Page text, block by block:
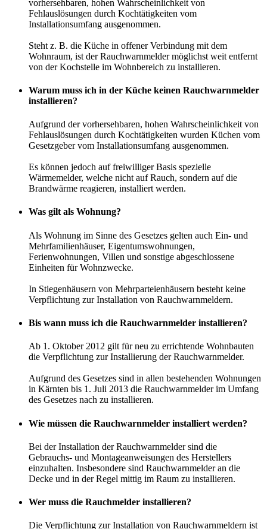
vorhersehbaren, hohen Wahrscheinlichkeit von
Fehlauslösungen durch Kochtätigkeiten vom
Installationsumfang ausgenommen.
Steht z. B. die Küche in offener Verbindung mit dem
Wohnraum, ist der Rauchwarnmelder möglichst weit entfernt
von der Kochstelle im Wohnbereich zu installieren.
Warum muss ich in der Küche keinen Rauchwarnmelder
installieren?
Aufgrund der vorhersehbaren, hohen Wahrscheinlichkeit von
Fehlauslösungen durch Kochtätigkeiten wurden Küchen vom
Gesetzgeber vom Installationsumfang ausgenommen.
Es können jedoch auf freiwilliger Basis spezielle
Wärmemelder, welche nicht auf Rauch, sondern auf die
Brandwärme reagieren, installiert werden.
Was gilt als Wohnung?
Als Wohnung im Sinne des Gesetzes gelten auch Ein- und
Mehrfamilienhäuser, Eigentumswohnungen,
Ferienwohnungen, Villen und sonstige abgeschlossene
Einheiten für Wohnzwecke.
In Stiegenhäusern von Mehrparteienhäusern besteht keine
Verpflichtung zur Installation von Rauchwarnmeldern.
Bis wann muss ich die Rauchwarnmelder installieren?
Ab 1. Oktober 2012 gilt für neu zu errichtende Wohnbauten
die Verpflichtung zur Installierung der Rauchwarnmelder.
Aufgrund des Gesetzes sind in allen bestehenden Wohnungen
in Kärnten bis 1. Juli 2013 die Rauchwarnmelder im Umfang
des Gesetzes nach zu installieren.
Wie müssen die Rauchwarnmelder installiert werden?
Bei der Installation der Rauchwarnmelder sind die
Gebrauchs- und Montageanweisungen des Herstellers
einzuhalten. Insbesondere sind Rauchwarnmelder an die
Decke und in der Regel mittig im Raum zu installieren.
Wer muss die Rauchmelder installieren?
Die Verpflichtung zur Installation von Rauchwarnmeldern ist